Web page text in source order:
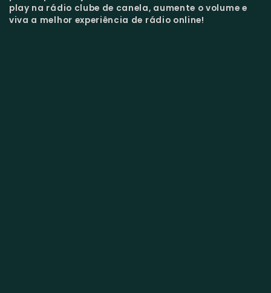
play na rádio clube de canela, aumente o volume e
viva a melhor experiência de rádio online!